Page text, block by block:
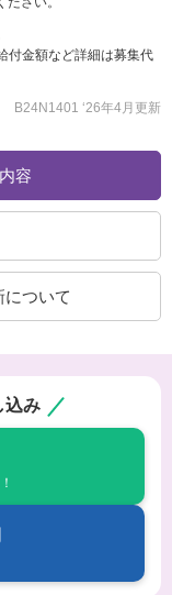
付金額など詳細は募集代
B24N1401 ‘26年4月更新
容
ついて
込み